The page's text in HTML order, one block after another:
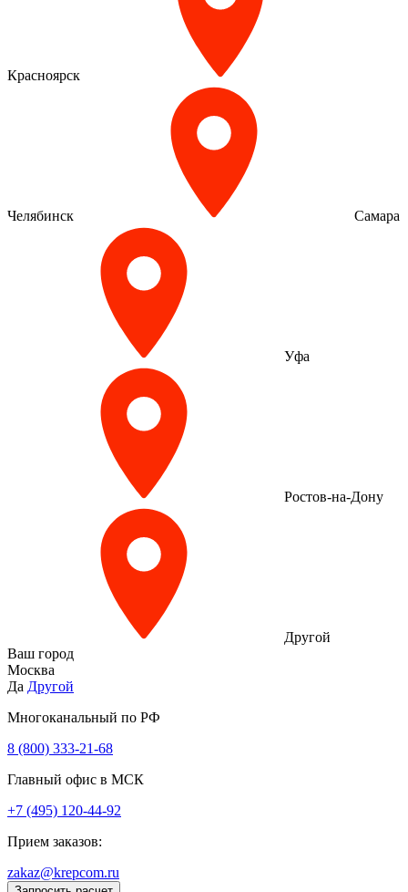
Красноярск
Челябинск Самара
Уфа
Ростов-на-Дону
Другой
Ваш город
Москва
Да Другой
Многоканальный по РФ
8 (800) 333‑21-68
Главный офис в МСК
+7 (495) 120-44-92
Прием заказов:
zakaz@krepcom.ru